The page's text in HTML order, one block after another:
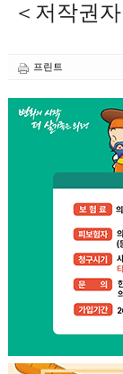
＜저작권
프린트